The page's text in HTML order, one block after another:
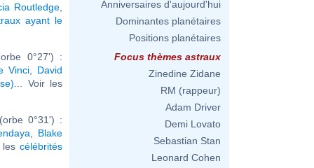
Routledge
ayant le
0°27') :
Vinci, David
... Voir les
0°31') :
Blake
les célébrités
Anniversaires d'aujourd'hui
Dominantes planétaires
Positions planétaires
Focus thèmes astraux
Zinedine Zidane
RM (rappeur)
Adam Driver
Demi Lovato
Sebastian Stan
Leonard Cohen